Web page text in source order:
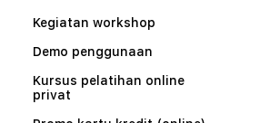
Kegiatan workshop
Demo penggunaan
Kursus pelatihan online
privat